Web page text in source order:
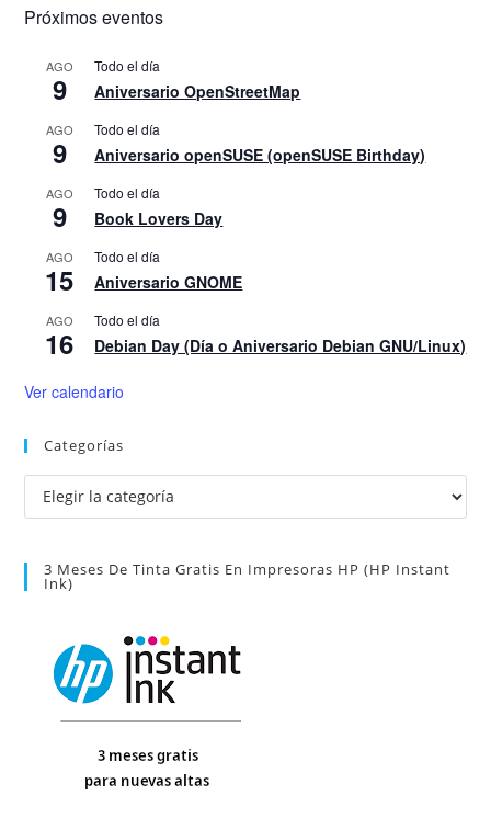
Próximos eventos
AGO
9
Todo el día
Aniversario OpenStreetMap
AGO
9
Todo el día
Aniversario openSUSE (openSUSE Birthday)
AGO
9
Todo el día
Book Lovers Day
AGO
15
Todo el día
Aniversario GNOME
AGO
16
Todo el día
Debian Day (Día o Aniversario Debian GNU/Linux)
Ver calendario
Categorías
Categorías
3 Meses De Tinta Gratis En Impresoras HP (HP Instant
Ink)